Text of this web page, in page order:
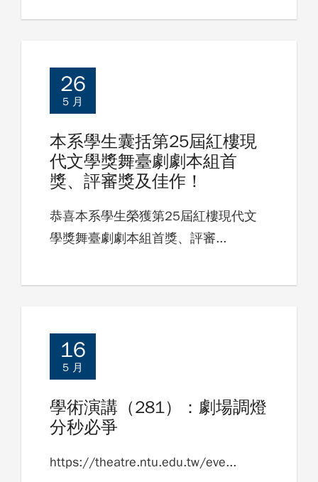
26
5 月
本系學生囊括第25屆紅樓現
代文學獎舞臺劇劇本組首
獎、評審獎及佳作！
恭喜本系學生榮獲第25屆紅樓現代文
學獎舞臺劇劇本組首獎、評審...
16
5 月
學術演講（281）：劇場調燈
分秒必爭
https://theatre.ntu.edu.tw/eve...